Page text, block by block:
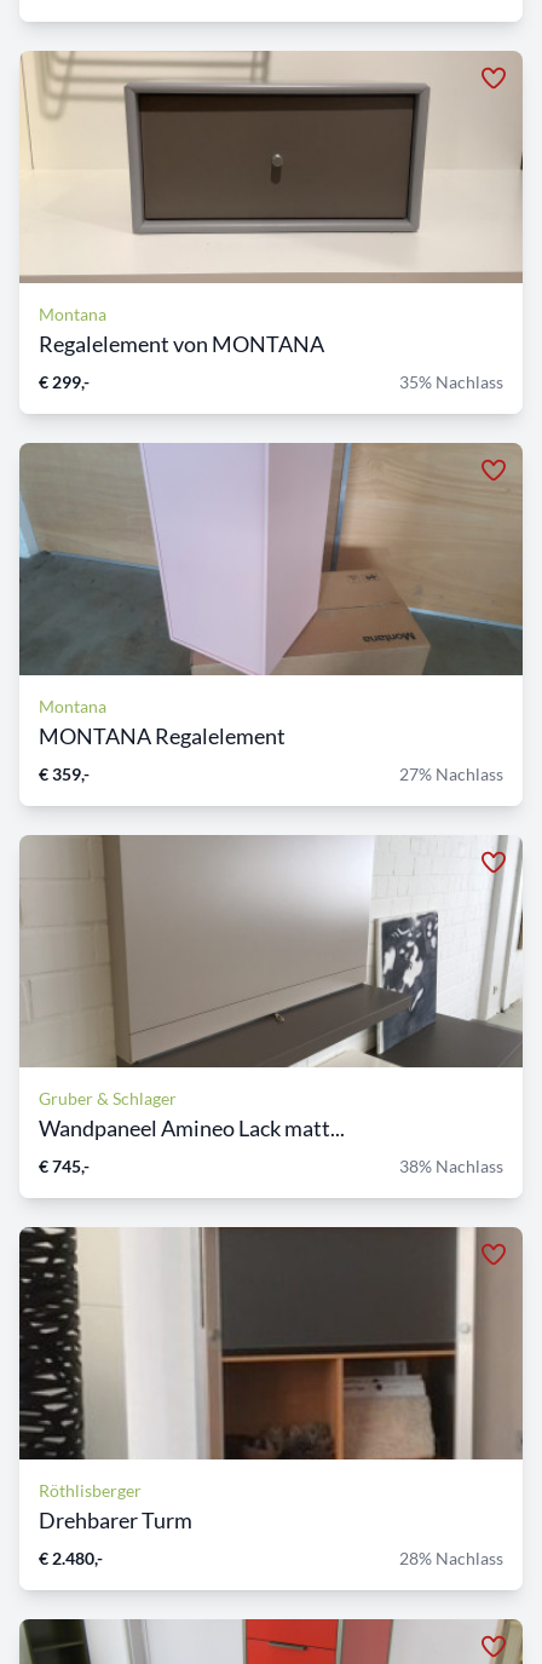
Montana
Regalelement von MONTANA
€ 299,- 35% Nachlass
Montana
MONTANA Regalelement
€ 359,- 27% Nachlass
Gruber & Schlager
Wandpaneel Amineo Lack matt...
€ 745,- 38% Nachlass
Röthlisberger
Drehbarer Turm
€ 2.480,- 28% Nachlass